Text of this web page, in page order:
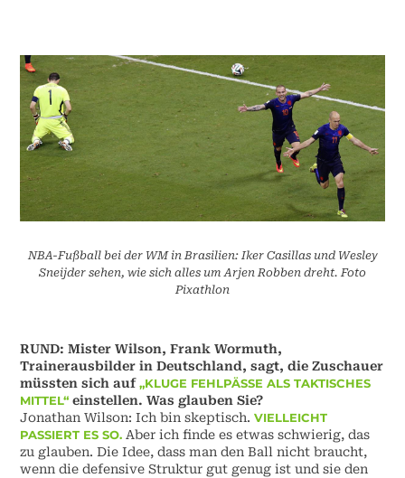
NBA-Fußball bei der WM in Brasilien: Iker Casillas und Wesley
Sneijder sehen, wie sich alles um Arjen Robben dreht. Foto
Pixathlon
RUND: Mister Wilson, Frank Wormuth,
Trainerausbilder in Deutschland, sagt, die Zuschauer
müssten sich auf„KLUGE FEHLPÄSSE ALS TAKTISCHES
MITTEL“ einstellen. Was glauben Sie?
Jonathan Wilson: Ich bin skeptisch.VIELLEICHT
PASSIERT ES SO. Aber ich finde es etwas schwierig, das
zu glauben. Die Idee, dass man den Ball nicht braucht,
wenn die defensive Struktur gut genug ist und sie den